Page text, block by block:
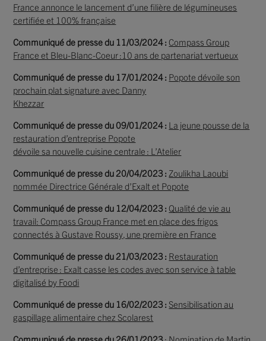
France annonce le lancement d’une filière de légumineuses
certifiée et 100% française
Communiqué de presse du 11/03/2024 :Compass Group
France et Bleu-Blanc-Coeur :10 ans de partenariat vertueux
Communiqué de presse du 17/01/2024 : Popote dévoile son
prochain plat signature avec Danny
Khezzar
Communiqué de presse du 09/01/2024 : La jeune pousse de la
restauration d’entreprise Popote
dévoile sa nouvelle cuisine centrale : L’Atelier
Communiqué de presse du 20/04/2023 : Zoulikha Laoubi
nommée Directrice Générale d’Exalt et Popote
Communiqué de presse du 12/04/2023 :Qualité de vie au
travail: Compass Group France met en place des frigos
connectés à Gustave Roussy, une première en France
Communiqué de presse du 21/03/2023 : Restauration
d’entreprise : Exalt casse les codes avec son service à table
digitalisé by Foodi
Communiqué de presse du 16/02/2023 :Sensibilisation au
gaspillage alimentaire chez Scolarest